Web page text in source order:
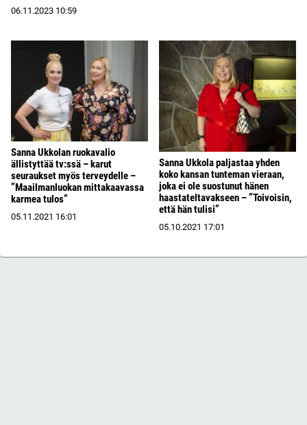
06.11.2023 10:59
Sanna Ukkolan ruokavalio
ällistyttää tv:ssä – karut
seuraukset myös terveydelle –
”Maailmanluokan mittakaavassa
karmea tulos”
05.11.2021 16:01
Sanna Ukkola paljastaa yhden
koko kansan tunteman vieraan,
joka ei ole suostunut hänen
haastateltavakseen – ”Toivoisin,
että hän tulisi”
05.10.2021 17:01